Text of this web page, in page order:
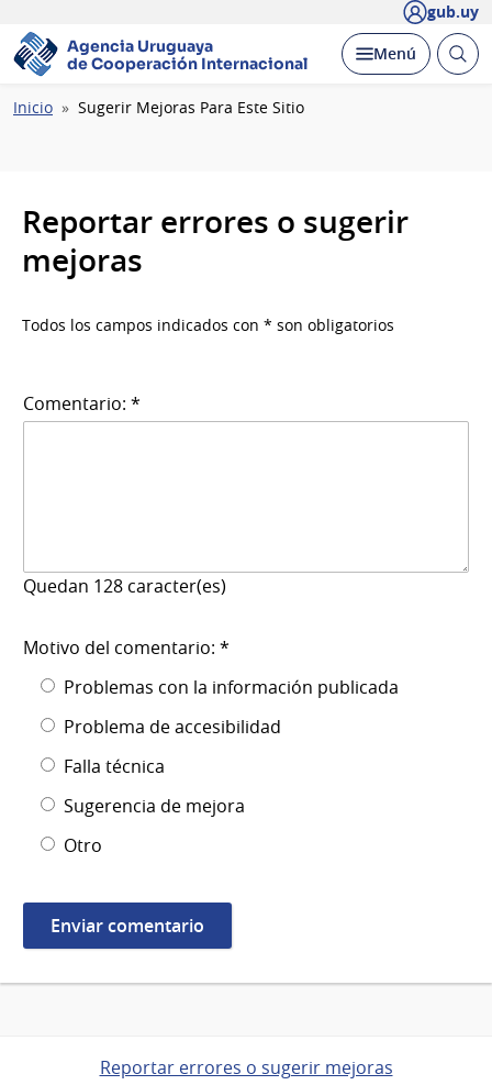
gub.uy
Agencia Uruguaya
de Cooperación Internacional
Desplegar
Menú Abrir
Ruta
Inicio Sugerir Mejoras Para Este Sitio
Reportar errores o sugerir
mejoras
Todos los campos indicados con * son obligatorios
Comentario: *
Quedan 128 caracter(es)
Motivo del comentario: *
Problemas con la información publicada
Problema de accesibilidad
Falla técnica
Sugerencia de mejora
Otro
Reportar errores o sugerir mejoras